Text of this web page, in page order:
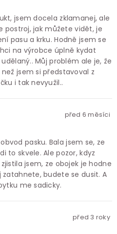
jsem docela zklamanej, ale
postroj, jak můžete vidět, je
pasu a krku. Hodně jsem se
na výrobce úplně kydat
Můj problém ale je, že
jsem si představoval z
i tak nevyužil..
před 6 měsíci
pasku. Bala jsem se, ze
to skvele. Ale pozor, kdyz
jsem, ze obojek je hodne
zatahnete, budete se dusit. A
me sadicky.
před 3 roky